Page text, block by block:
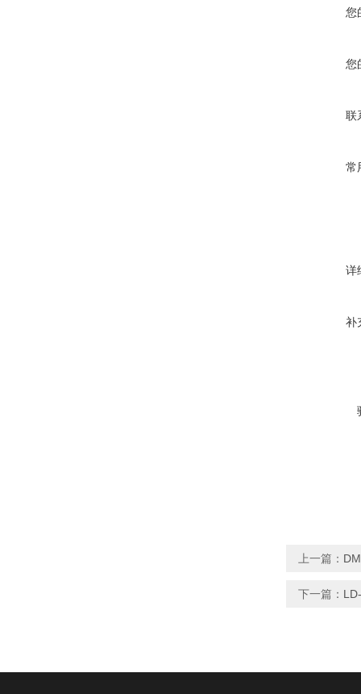
您
您
联
常
详
补
上一篇：
下一篇：